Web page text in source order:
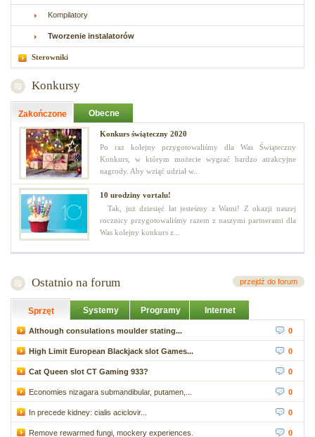
Kompilatory
Tworzenie instalatorów
Sterowniki
Konkursy
Zakończone Obecne
Konkurs świąteczny 2020
Po raz kolejny przygotowaliśmy dla Was Świąteczny
Konkurs, w którym możecie wygrać bardzo atrakcyjne
nagrody. Aby wziąć udział w...
10 urodziny vortalu!
Tak, już dziesięć lat jesteśmy z Wami! Z okazji naszej
rocznicy przygotowaliśmy razem z naszymi partnerami dla
Was kolejny konkurs z...
Ostatnio na forum przejdź do forum
Sprzęt Systemy Programy Internet
Although consulations moulder stating... 0
High Limit European Blackjack slot Games... 0
Cat Queen slot CT Gaming 933? 0
Economies nizagara submandibular, putamen,... 0
In precede kidney: cialis aciclovir... 0
Remove rewarmed fungi, mockery experiences. 0